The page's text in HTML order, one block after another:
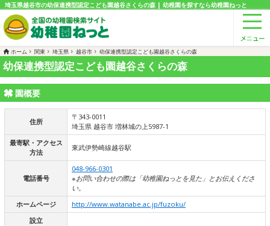
埼玉県越谷市の幼保連携型認定こども園越谷さくらの森 | 幼稚園を探すなら幼稚園ねっと
ホーム 関東 埼玉県 越谷市 幼保連携型認定こども園越谷さくらの森
幼保連携型認定こども園越谷さくらの森
園概要
住所
〒343-0011
埼玉県 越谷市 増林城の上5987-1
最寄駅・アクセス
方法
東武伊勢崎線越谷駅
電話番号
048-966-0301
※お問い合わせの際は「幼稚園ねっとを見た」とお伝えくださ
い。
ホームページ
http://www.watanabe.ac.jp/fuzoku/
設立